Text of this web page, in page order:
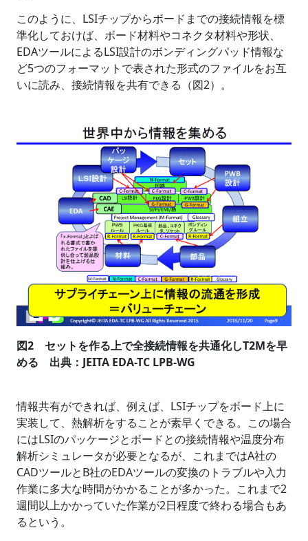
このように、LSIチップからボードまでの接続情報を標
準化しておけば、ボード材料やコネクタ材料や形状、
EDAツールによるLSI設計のボンディングパッド情報な
ど5つのフォーマットで表された形式のファイルをお互
いに読み、接続情報を共有できる（図2）。
図2 セットを作る上で全接続情報を共通化しT2Mを早
める 出典：JEITA EDA-TC LPB-WG
情報共有ができれば、例えば、LSIチップをボード上に
実装して、熱解析をすることが素早くできる。この場合
にはLSIのパッケージとボードとの接続情報や温度分布
解析シミュレータが必要となるが、これまではA社の
CADツールとB社のEDAツールの変換のトラブルや入力
作業に多大な時間がかかることが多かった。これまで2
週間以上かかっていた作業が2日程度で終わる場合もあ
るという。